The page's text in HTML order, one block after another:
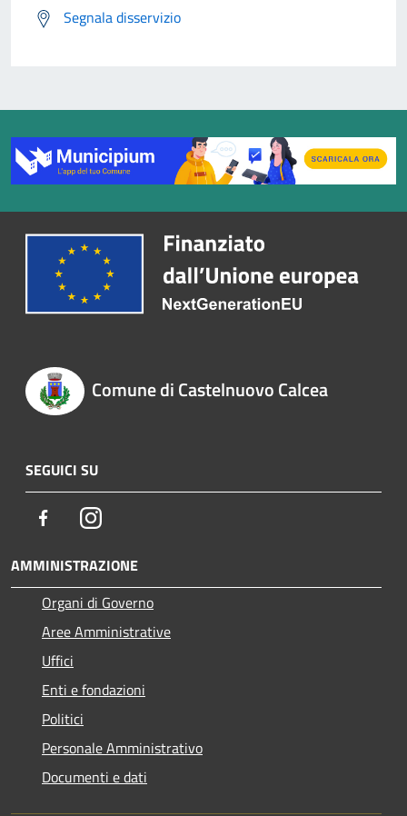
Segnala disservizio
Comune di Castelnuovo Calcea
SEGUICI SU
FacebookInstagram
AMMINISTRAZIONE
Organi di Governo
Aree Amministrative
Uffici
Enti e fondazioni
Politici
Personale Amministrativo
Documenti e dati